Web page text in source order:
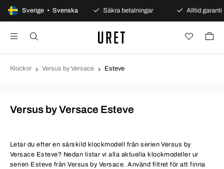
Sverige • Svenska
100 dagars öppet köp Säkra betalningar Alltid garanti
Klockor Versus by Versace Esteve
Versus by Versace Esteve
Letar du efter en särskild klockmodell från serien Versus by
Versace Esteve? Nedan listar vi alla aktuella klockmodeller ur
serien Esteve från Versus by Versace. Använd filtret för att finna